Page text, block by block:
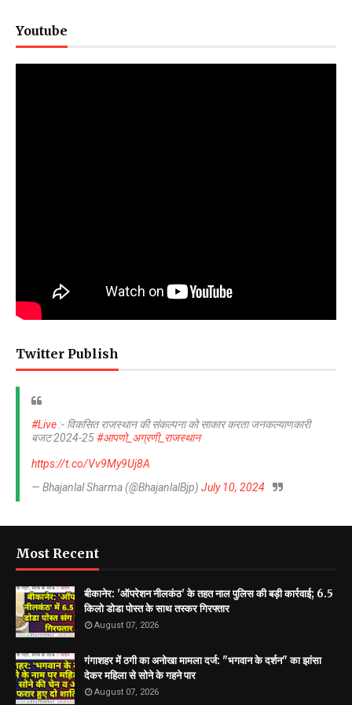
Youtube
Twitter Publish
#Live :- विकसित राजस्थान की संकल्पना को साकार करता जनकल्याणकारी
बजट 2024-25#आपणो_अग्रणी_राजस्थान
https://t.co/Vv9My9Uj8A
— Bhajanlal Sharma (@BhajanlalBjp) July 10, 2024
Most Recent
बीकानेर: 'ऑपरेशन नीलकंठ' के तहत नाल पुलिस की बड़ी कार्रवाई; 6.5
किलो डोडा पोस्त के साथ तस्कर गिरफ्तार
August 07, 2026
गंगाशहर में ठगी का अनोखा मामला दर्ज: "भगवान के दर्शन" का झांसा
देकर महिला से सोने के गहने पार
August 07, 2026